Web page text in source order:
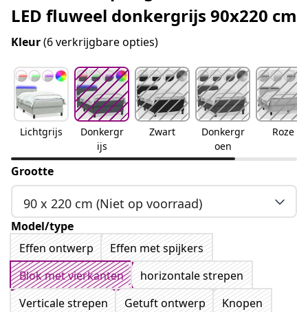
LED fluweel donkergrijs 90x220 cm
Kleur(6 verkrijgbare opties)
Lichtgrijs
Donkergr
ijs
Zwart
Donkergr
oen
Roze
Grootte
90 x 220 cm (Niet op voorraad)
Model/type
Effen ontwerp
Effen met spijkers
Blok met vierkanten
horizontale strepen
Verticale strepen
Getuft ontwerp Knopen